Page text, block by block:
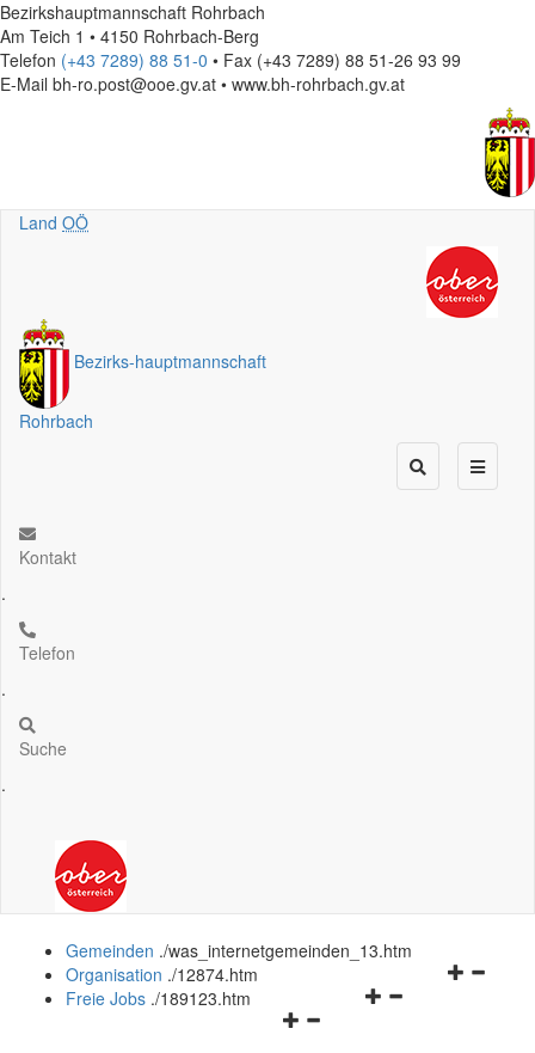
Bezirkshauptmannschaft Rohrbach
Am Teich 1 • 4150 Rohrbach-Berg
Telefon (+43 7289) 88 51-0 • Fax (+43 7289) 88 51-26 93 99
E-Mail bh-ro.post@ooe.gv.at • www.bh-rohrbach.gv.at
Land OÖ
Bezirks-hauptmannschaft
Rohrbach
Kontakt
.
Telefon
.
Suche
.
Gemeinden ./was_internetgemeinden_13.htm
Navigationsmenü
Organisation ./12874.htm
Navigationsmenü
Freie Jobs ./189123.htm